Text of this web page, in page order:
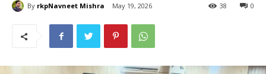
By rkpNavneet Mishra May 19, 2026 0
38